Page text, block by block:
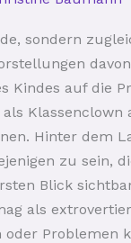
sondern
Kindes auf die
Hinter dem
zu sein,
Blick
als
Problemen